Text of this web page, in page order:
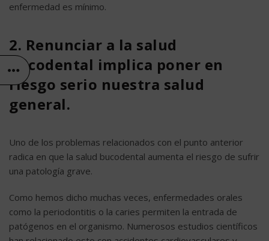
enfermedad es mínimo.
2. Renunciar a la salud
bucodental implica poner en
riesgo serio nuestra salud
general.
Uno de los problemas relacionados con el punto anterior
radica en que la salud bucodental aumenta el riesgo de sufrir
una patología grave.
Como hemos dicho muchas veces, enfermedades orales
como la periodontitis o la caries permiten la entrada de
patógenos en el organismo. Numerosos estudios científicos